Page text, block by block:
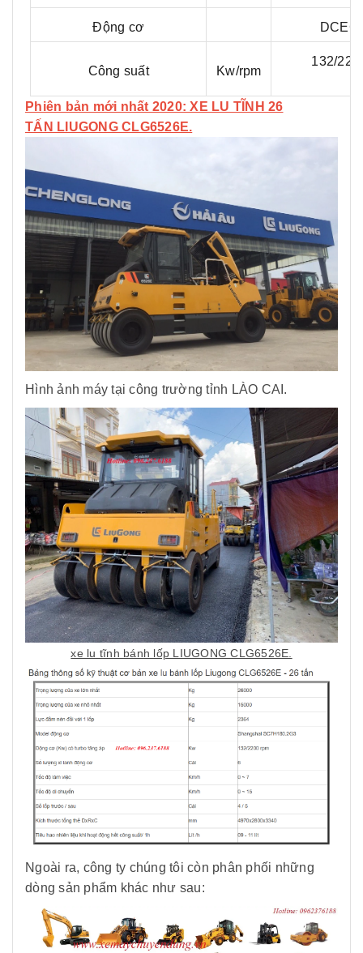
Động cơ DCEC
Công suất Kw/rpm
132/
Phiên bản mới nhất 2020: XE LU TĨNH 26
TẤN LIUGONG CLG6526E.
Hình ảnh máy tại công trường tỉnh LÀO CAI.
xe lu tĩnh bánh lốp LIUGONG CLG6526E.
Ngoài ra, công ty chúng tôi còn phân phối những
dòng sản phẩm khác như sau: